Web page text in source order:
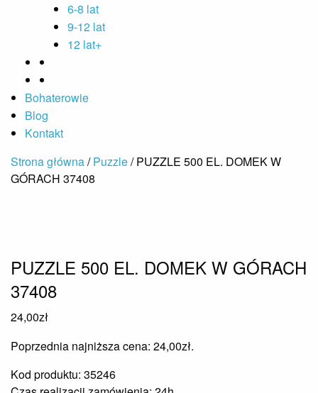
6-8 lat
9-12 lat
12 lat+
Bohaterowie
Blog
Kontakt
Strona główna/Puzzle/ PUZZLE 500 EL. DOMEK W
GÓRACH 37408
PUZZLE 500 EL. DOMEK W GÓRACH
37408
24,00zł
Poprzednia najniższa cena: 24,00zł.
Kod produktu: 35246